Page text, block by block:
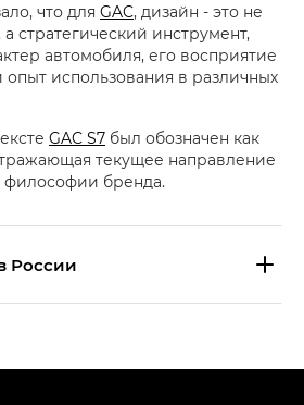
что для GAC, дизайн - это не
стратегический инструмент,
автомобиля, его восприятие
использования в различных
GAC S7 был обозначен как
текущее направление
философии бренда.
России
— SX PREMIUM